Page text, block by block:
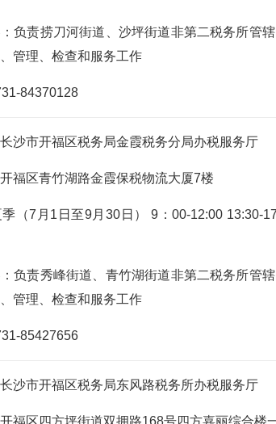
负责捞刀河街道、沙坪街道非第二税务所管
管理、检查和服务工作
84370128
沙市开福区税务局金霞税务分局办税服务厅
福区青竹湖路金霞保税物流大厦7楼
季（7月1日至9月30日） 9：00-12:00
负责秀峰街道、青竹湖街道非第二税务所管
管理、检查和服务工作
85427656
沙市开福区税务局东风路税务所办税服务厅